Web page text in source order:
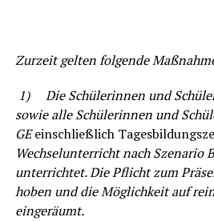
Zur­zeit gel­ten fol­gen­de
1) Die Schü­le­rin­nen und
sowie alle Schü­le­rin­nen und
GEein­schließ­lich
Wech­sel­un­ter­richt nach Sze­na­rio
unter­rich­tet. Die Pflicht zum
ho­ben und die Mög­lich­keit auf
eingeräumt.